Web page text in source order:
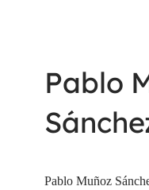
Pablo
Pablo Muñoz